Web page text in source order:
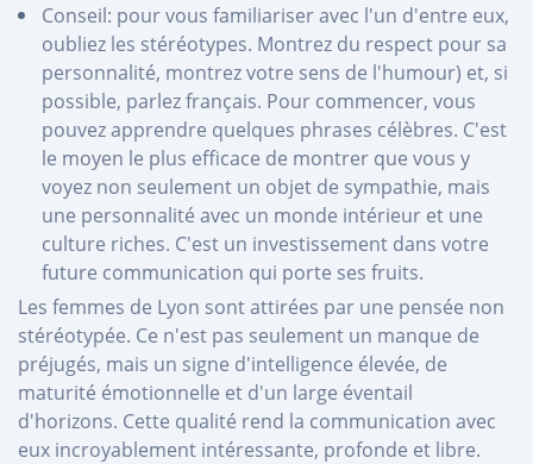
Conseil: pour vous familiariser avec l'un d'entre eux,
oubliez les stéréotypes. Montrez du respect pour sa
personnalité, montrez votre sens de l'humour) et, si
possible, parlez français. Pour commencer, vous
pouvez apprendre quelques phrases célèbres. C'est
le moyen le plus efficace de montrer que vous y
voyez non seulement un objet de sympathie, mais
une personnalité avec un monde intérieur et une
culture riches. C'est un investissement dans votre
future communication qui porte ses fruits.
Les femmes de Lyon sont attirées par une pensée non
stéréotypée. Ce n'est pas seulement un manque de
préjugés, mais un signe d'intelligence élevée, de
maturité émotionnelle et d'un large éventail
d'horizons. Cette qualité rend la communication avec
eux incroyablement intéressante, profonde et libre.